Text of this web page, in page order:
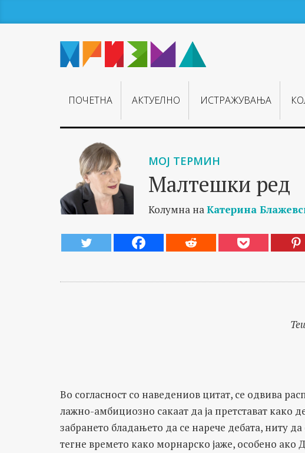
ПОЧЕТНА АКТУЕЛНО ИСТРАЖУВАЊA
МОЈ ТЕРМИН
Малтешки ред
Колумна наКатерина
Во согласност со наведениов цитат, се одвива
лажно-амбициозно сакаат да ја претстават како
забрането бладањето да се нарече дебата, ниту
тегне времето како морнарско јаже, особено ако